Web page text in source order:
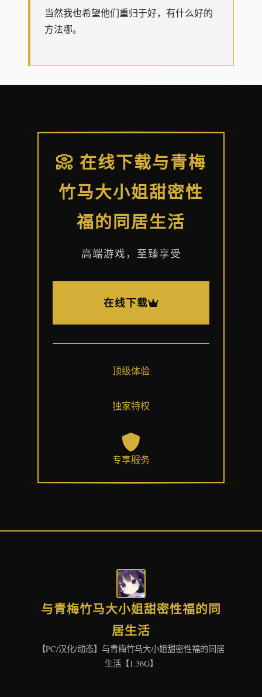
当然我也希望他们重归于好，有什么好的
方法哪。
📀 在线下载与青梅
竹马大小姐甜密性
福的同居生活
高端游戏，至臻享受
在线下载
顶级体验
独家特权
专享服务
与青梅竹马大小姐甜密性福的同
居生活
【PC/汉化/动态】与青梅竹马大小姐甜密性福的同居
生活【1.36G】